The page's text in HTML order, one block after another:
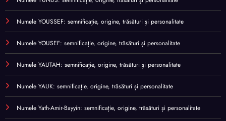
Numele YOUSSEF: semnificație, origine, trăsături și personalitate
Numele YOUSEF: semnificație, origine, trăsături și personalitate
Numele YAUTAH: semnificație, origine, trăsături și personalitate
Numele YAUK: semnificație, origine, trăsături și personalitate
Numele Yath-Amir-Bayyin: semnificație, origine, trăsături și personalitate